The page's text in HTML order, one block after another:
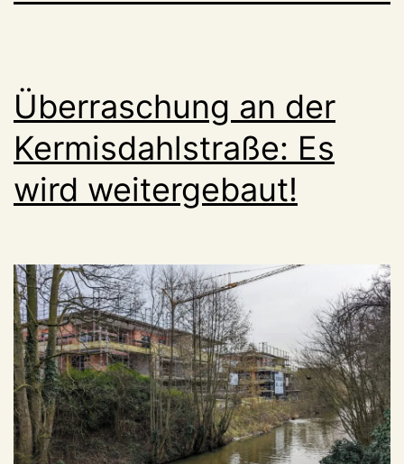
Überraschung an der
Kermisdahlstraße: Es
wird weitergebaut!